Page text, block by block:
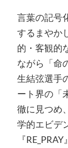
言葉の記号
するまやか
的・客観的
ながら「命
生結弦選手
ート界の「
徹に見つめ
学的エビデ
『